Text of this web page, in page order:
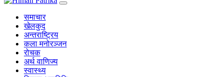
समाचार
खेलकुद
अन्तराष्ट्रिय
कला मनोरञ्जन
रोचक
अर्थ वाणिज्य
स्वास्थ्य